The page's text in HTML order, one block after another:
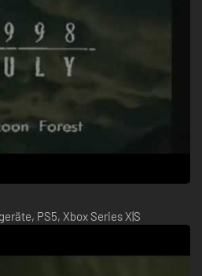
PS5, Xbox Series X|S